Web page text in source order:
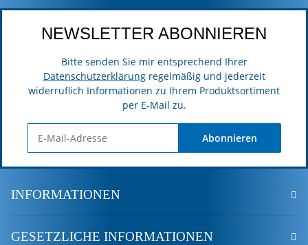
NEWSLETTER ABONNIEREN
Bitte senden Sie mir entsprechend Ihrer
Datenschutzerklärungregelmäßig und jederzeit
widerruflich Informationen zu Ihrem Produktsortiment
per E-Mail zu.
Abonnieren
INFORMATIONEN
GESETZLICHE INFORMATIONEN